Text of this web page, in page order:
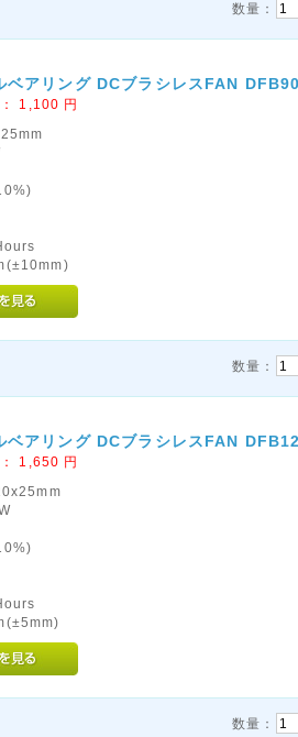
数量：
ベアリング DCブラシレスFAN
1,100 円
数量：
ベアリング DCブラシレスFAN
1,650 円
数量：